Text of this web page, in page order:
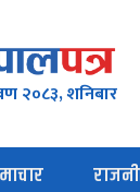
२०८३, शनिबार